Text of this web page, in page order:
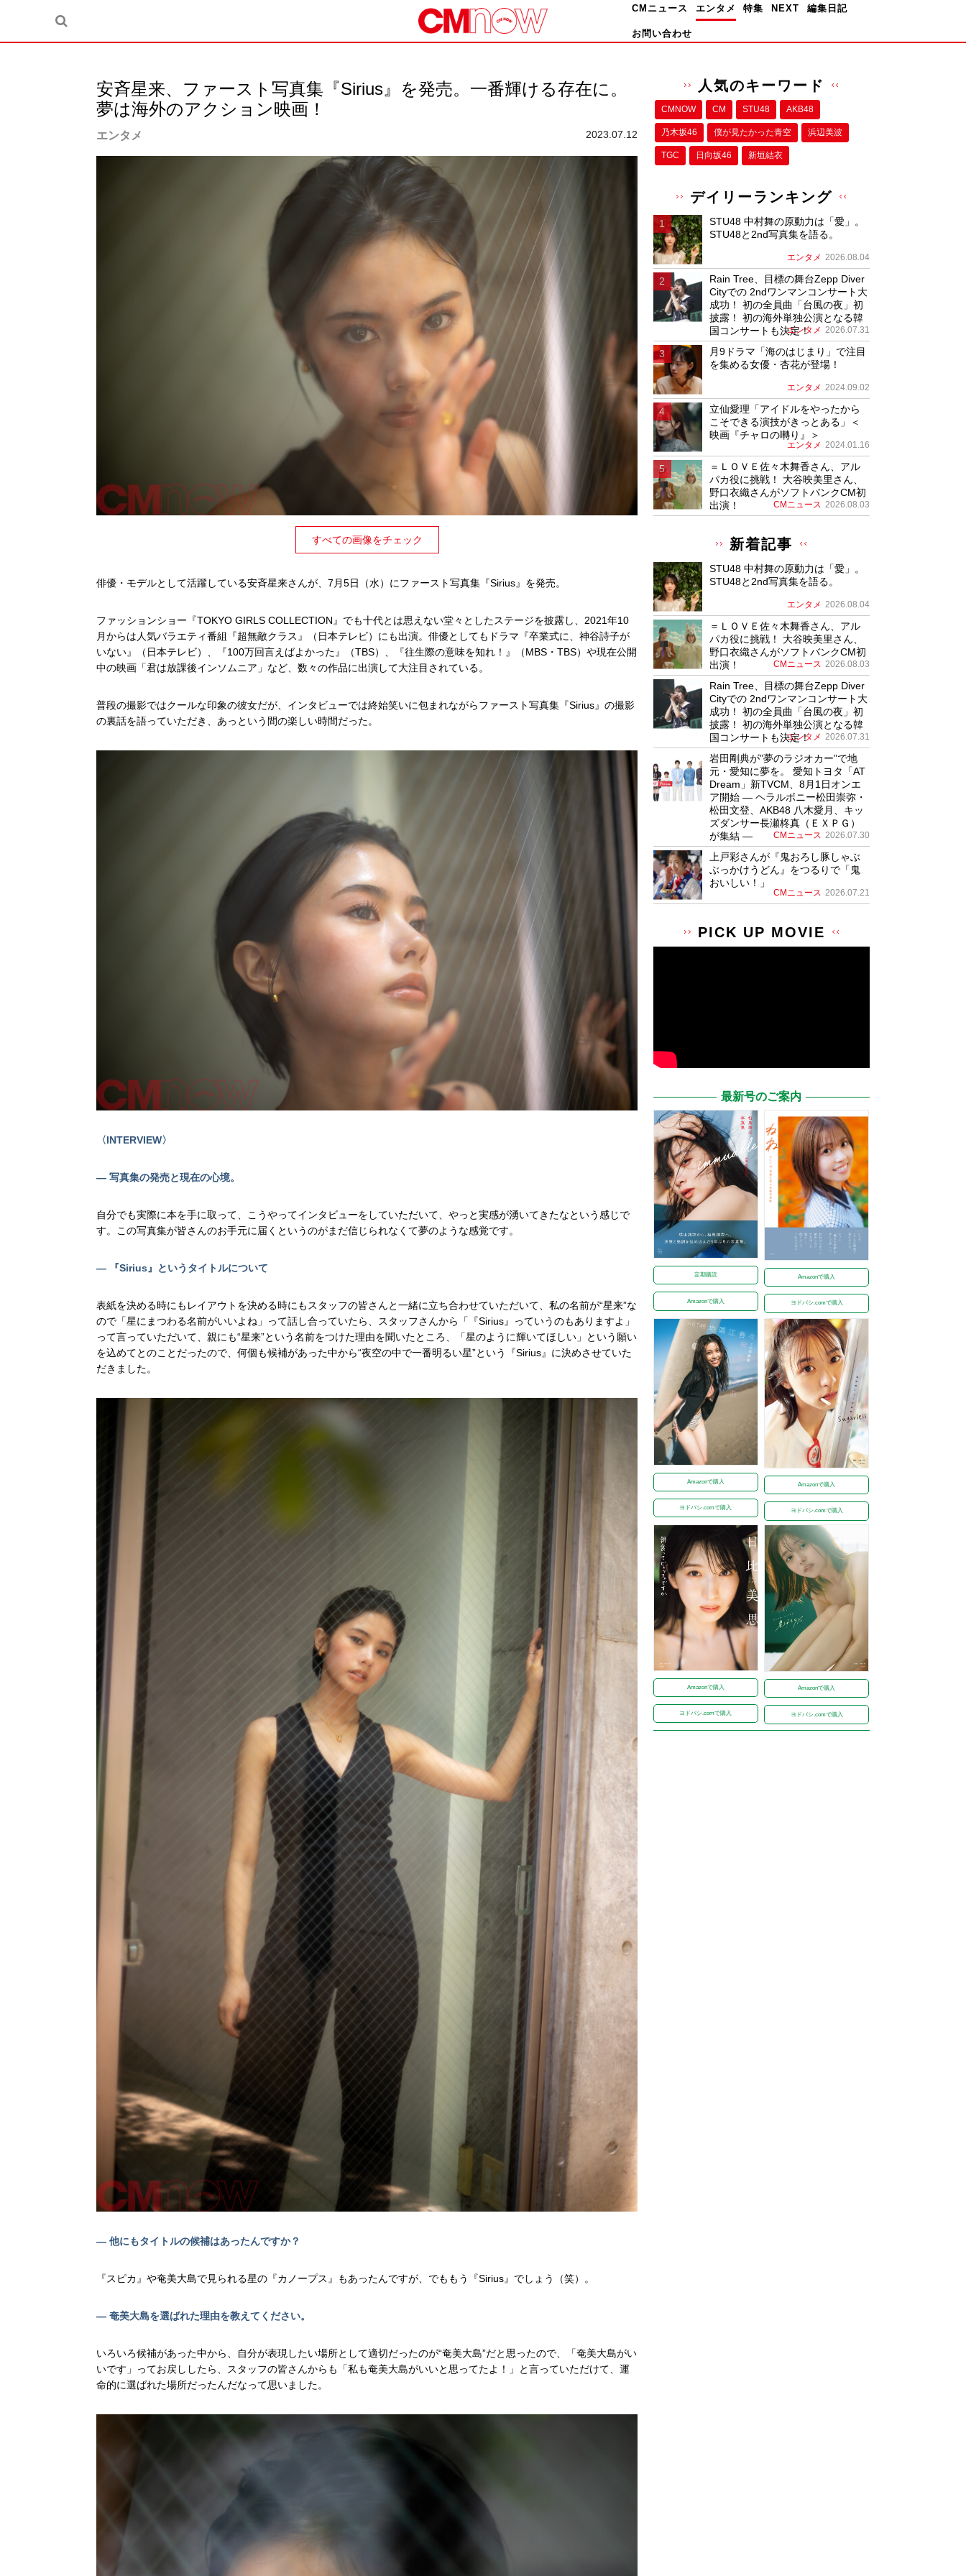
CMニュース エンタメ 特集 NEXT 編集日記
お問い合わせ
安斉星来、ファースト写真集『Sirius』を発売。一番輝ける存在に。
夢は海外のアクション映画！
エンタメ 2023.07.12
すべての画像をチェック
俳優・モデルとして活躍している安斉星来さんが、7月5日（水）にファースト写真集『Sirius』を発売。
ファッションショー『TOKYO GIRLS COLLECTION』でも十代とは思えない堂々としたステージを披露し、2021年10
月からは人気バラエティ番組『超無敵クラス』（日本テレビ）にも出演。俳優としてもドラマ『卒業式に、神谷詩子が
いない』（日本テレビ）、『100万回言えばよかった』（TBS）、『往生際の意味を知れ！』（MBS・TBS）や現在公開
中の映画「君は放課後インソムニア」など、数々の作品に出演して大注目されている。
普段の撮影ではクールな印象の彼女だが、インタビューでは終始笑いに包まれながらファースト写真集『Sirius』の撮影
の裏話を語っていただき、あっという間の楽しい時間だった。
〈INTERVIEW〉
— 写真集の発売と現在の心境。
自分でも実際に本を手に取って、こうやってインタビューをしていただいて、やっと実感が湧いてきたなという感じで
す。この写真集が皆さんのお手元に届くというのがまだ信じられなくて夢のような感覚です。
— 『Sirius』というタイトルについて
表紙を決める時にもレイアウトを決める時にもスタッフの皆さんと一緒に立ち合わせていただいて、私の名前が“星来”な
ので「星にまつわる名前がいいよね」って話し合っていたら、スタッフさんから「『Sirius』っていうのもありますよ」
って言っていただいて、親にも“星来”という名前をつけた理由を聞いたところ、「星のように輝いてほしい」という願い
を込めてとのことだったので、何個も候補があった中から“夜空の中で一番明るい星”という『Sirius』に決めさせていた
だきました。
— 他にもタイトルの候補はあったんですか？
『スピカ』や奄美大島で見られる星の『カノープス』もあったんですが、でももう『Sirius』でしょう（笑）。
— 奄美大島を選ばれた理由を教えてください。
いろいろ候補があった中から、自分が表現したい場所として適切だったのが“奄美大島”だと思ったので、「奄美大島がい
いです」ってお戻ししたら、スタッフの皆さんからも「私も奄美大島がいいと思ってたよ！」と言っていただけて、運
命的に選ばれた場所だったんだなって思いました。
人気のキーワード
CMNOW CM STU48 AKB48
乃木坂46 僕が⾒たかった⻘空 浜辺美波
TGC 日向坂46 新垣結衣
デイリーランキング
STU48 中村舞の原動力は「愛」。
STU48と2nd写真集を語る。
エンタメ 2026.08.04
Rain Tree、目標の舞台Zepp Diver
Cityでの 2ndワンマンコンサート大
成功！ 初の全員曲「台風の夜」初
披露！ 初の海外単独公演となる韓
国コンサートも決定！
エンタメ 2026.07.31
月9ドラマ「海のはじまり」で注目
を集める女優・杏花が登場！
エンタメ 2024.09.02
立仙愛理「アイドルをやったから
こそできる演技がきっとある」＜
映画『チャロの囀り』＞
エンタメ 2024.01.16
＝ＬＯＶＥ佐々木舞香さん、アル
パカ役に挑戦！ 大谷映美里さん、
野口衣織さんがソフトバンクCM初
出演！
CMニュース 2026.08.03
新着記事
STU48 中村舞の原動力は「愛」。
STU48と2nd写真集を語る。
エンタメ 2026.08.04
＝ＬＯＶＥ佐々木舞香さん、アル
パカ役に挑戦！ 大谷映美里さん、
野口衣織さんがソフトバンクCM初
出演！
CMニュース 2026.08.03
Rain Tree、目標の舞台Zepp Diver
Cityでの 2ndワンマンコンサート大
成功！ 初の全員曲「台風の夜」初
披露！ 初の海外単独公演となる韓
国コンサートも決定！
エンタメ 2026.07.31
岩田剛典が”夢のラジオカー”で地
元・愛知に夢を。 愛知トヨタ「AT
Dream」新TVCM、8月1日オンエ
ア開始 ― ヘラルボニー松田崇弥・
松田文登、AKB48 八木愛月、キッ
ズダンサー長瀬柊真（ＥＸＰＧ）
が集結 ―
CMニュース 2026.07.30
上戸彩さんが『鬼おろし豚しゃぶ
ぶっかけうどん』をつるりで「鬼
おいしい！」
CMニュース 2026.07.21
PICK UP MOVIE
最新号のご案内
定期購読
Amazonで購入
Amazonで購入
ヨドバシ.comで購入
Amazonで購入
ヨドバシ.comで購入
Amazonで購入
ヨドバシ.comで購入
Amazonで購入
ヨドバシ.comで購入
Amazonで購入
ヨドバシ.comで購入